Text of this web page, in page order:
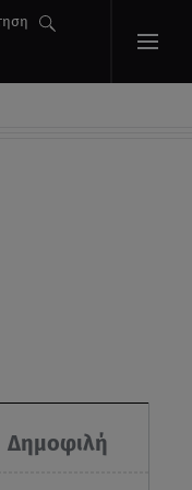
Δημοφιλή